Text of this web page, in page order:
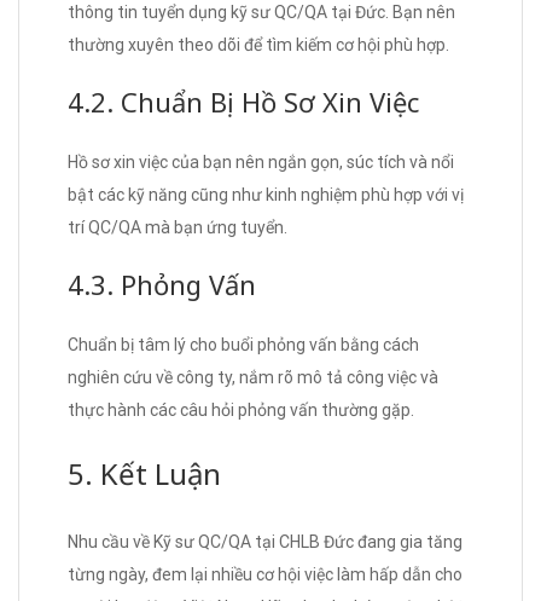
thông tin tuyển dụng kỹ sư QC/QA tại Đức. Bạn nên
thường xuyên theo dõi để tìm kiếm cơ hội phù hợp.
4.2. Chuẩn Bị Hồ Sơ Xin Việc
Hồ sơ xin việc của bạn nên ngắn gọn, súc tích và nổi
bật các kỹ năng cũng như kinh nghiệm phù hợp với vị
trí QC/QA mà bạn ứng tuyển.
4.3. Phỏng Vấn
Chuẩn bị tâm lý cho buổi phỏng vấn bằng cách
nghiên cứu về công ty, nắm rõ mô tả công việc và
thực hành các câu hỏi phỏng vấn thường gặp.
5. Kết Luận
Nhu cầu về Kỹ sư QC/QA tại CHLB Đức đang gia tăng
từng ngày, đem lại nhiều cơ hội việc làm hấp dẫn cho